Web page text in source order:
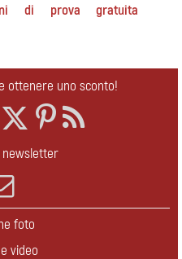
di prova gratuita
ottenere uno sconto!
newsletter
foto
video